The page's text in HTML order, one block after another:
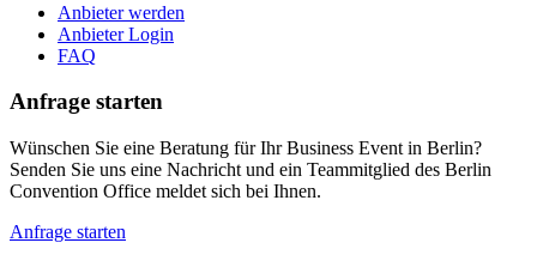
Anbieter werden
Anbieter Login
FAQ
Anfrage starten
Wünschen Sie eine Beratung für Ihr Business Event in Berlin?
Senden Sie uns eine Nachricht und ein Teammitglied des Berlin
Convention Office meldet sich bei Ihnen.
Anfrage starten